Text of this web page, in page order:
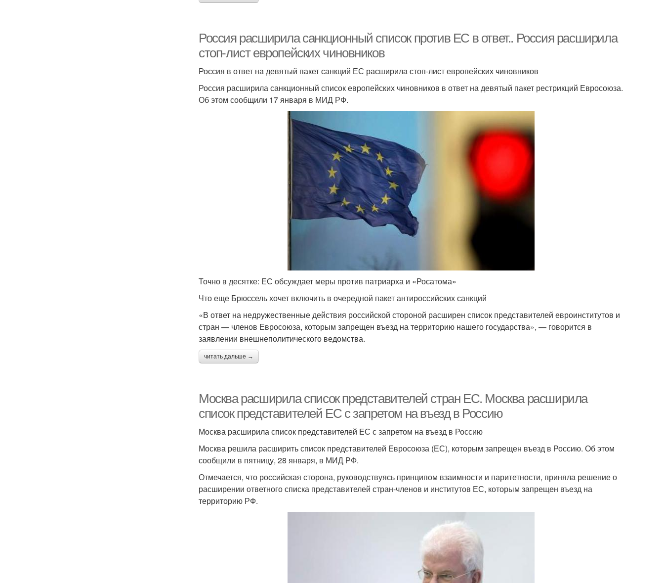
Россия расширила санкционный список против ЕС в ответ.. Россия расширила
стоп-лист европейских чиновников
Россия в ответ на девятый пакет санкций ЕС расширила стоп-лист европейских чиновников
Россия расширила санкционный список европейских чиновников в ответ на девятый пакет рестрикций Евросоюза.
Об этом сообщили 17 января в МИД РФ.
Точно в десятке: ЕС обсуждает меры против патриарха и «Росатома»
Что еще Брюссель хочет включить в очередной пакет антироссийских санкций
«В ответ на недружественные действия российской стороной расширен список представителей евроинститутов и
стран — членов Евросоюза, которым запрещен въезд на территорию нашего государства», — говорится в
заявлении внешнеполитического ведомства.
читать дальше →
Москва расширила список представителей стран ЕС. Москва расширила
список представителей ЕС с запретом на въезд в Россию
Москва расширила список представителей ЕС с запретом на въезд в Россию
Москва решила расширить список представителей Евросоюза (ЕС), которым запрещен въезд в Россию. Об этом
сообщили в пятницу, 28 января, в МИД РФ.
Отмечается, что российская сторона, руководствуясь принципом взаимности и паритетности, приняла решение о
расширении ответного списка представителей стран-членов и институтов ЕС, которым запрещен въезд на
территорию РФ.